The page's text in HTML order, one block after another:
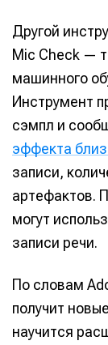
Другой
Mic Check —
машинного
Инструмент
сэмпл и
эффекта
записи,
артефактов.
могут
записи речи.
По словам
получит
научится